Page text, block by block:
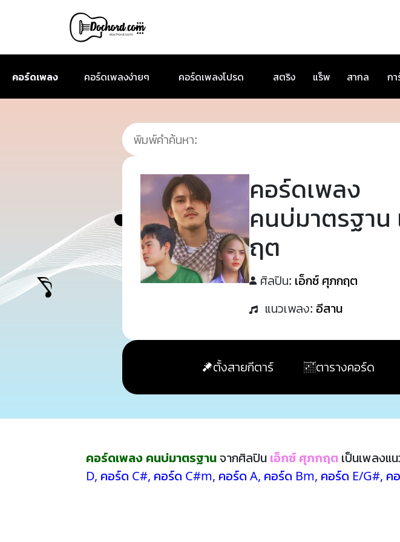
คอร์ดเพลง คอร์ดเพลงง่ายๆ คอร์ดเพลงโปรด สตริง แร็พ สากล ก
คอร์ดเพลง
คนบ่มาตรฐาน
ฤต
ศิลปิน: เอ็กซ์ ศุภกฤต
แนวเพลง: อีสาน
ตั้งสายกีตาร์ ตารางคอร์ด
คอร์ดเพลง คนบ่มาตรฐานจากศิลปิน เอ็กซ์ ศุภกฤต เป็นเพลงแ
D, คอร์ด C#, คอร์ด C#m, คอร์ด A, คอร์ด Bm, คอร์ด E/G#, ค